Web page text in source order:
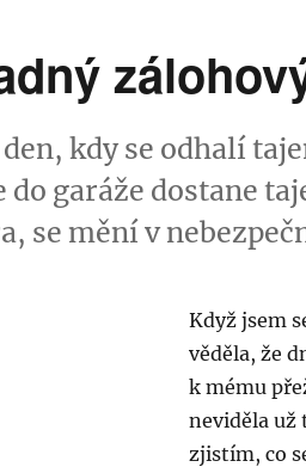
kdy se odhalí
do garáže dostane
se mění v
Když jsem
věděla, že
k mému
neviděla už
zjistím, co